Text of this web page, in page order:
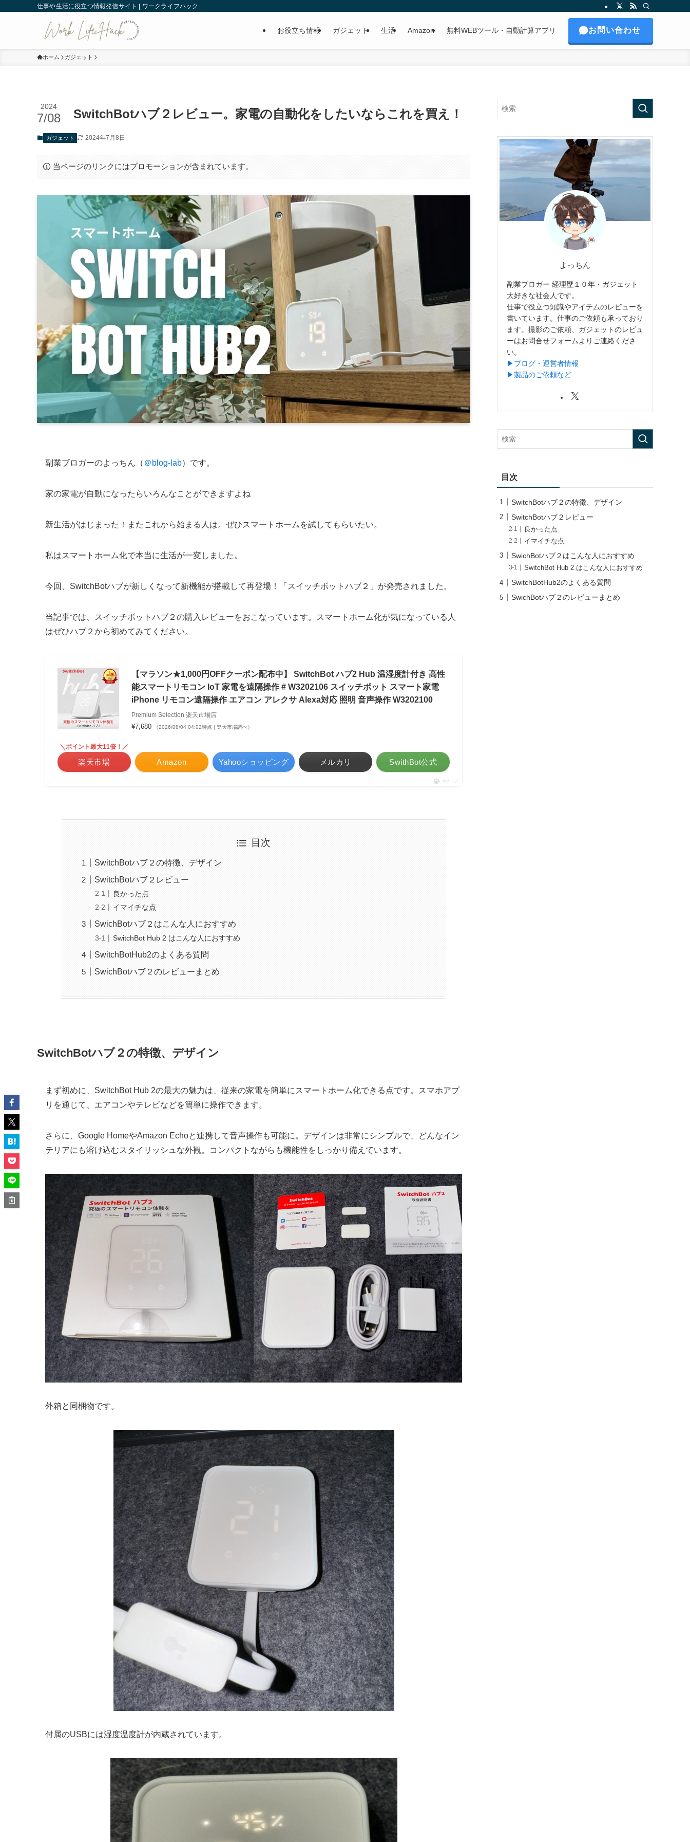
仕事や生活に役立つ情報発信サイト | ワークライフハック
お役立ち情報 ガジェット 生活 Amazon 無料WEBツール・自動計算アプリ お問い合わせ
ホーム ガジェット
SwitchBotハブ２レビュー。家電の自動化をしたいならこれを買え！
2024
7/08
ガジェット 2024年7月8日
当ページのリンクにはプロモーションが含まれています。
副業ブロガーのよっちん（ ＠blog-lab）です。
家の家電が自動になったらいろんなことができますよね
新生活がはじまった！またこれから始まる人は。ぜひスマートホームを試してもらいたい。
私はスマートホーム化で本当に生活が一変しました。
今回、SwitchBotハブが新しくなって新機能が搭載して再登場！「スイッチボットハブ２」が発売されました。
当記事では、スイッチボットハブ２の購入レビューをおこなっています。スマートホーム化が気になっている人
はぜひハブ２から初めてみてください。
【マラソン★1,000円OFFクーポン配布中】 SwitchBot ハブ2 Hub 温湿度計付き 高性
能スマートリモコン IoT 家電を遠隔操作 # W3202106 スイッチボット スマート家電
iPhone リモコン遠隔操作 エアコン アレクサ Alexa対応 照明 音声操作 W3202100
Premium Selection 楽天市場店
¥7,680 （2026/08/04 04:02時点 | 楽天市場調べ）
Amazon
＼ポイント最大11倍！／
楽天市場 Yahooショッピング メルカリ SwithBot公式
ポチップ
目次
SwitchBotハブ２の特徴、デザイン
SwitchBotハブ２レビュー
良かった点
イマイチな点
SwichBotハブ２はこんな人におすすめ
SwitchBot Hub 2 はこんな人におすすめ
SwitchBotHub2のよくある質問
SwichBotハブ２のレビューまとめ
SwitchBotハブ２の特徴、デザイン
まず初めに、SwitchBot Hub 2の最大の魅力は、従来の家電を簡単にスマートホーム化できる点です。スマホアプ
リを通じて、エアコンやテレビなどを簡単に操作できます。
さらに、Google HomeやAmazon Echoと連携して音声操作も可能に。デザインは非常にシンプルで、どんなイン
テリアにも溶け込むスタイリッシュな外観。コンパクトながらも機能性をしっかり備えています。
外箱と同梱物です。
付属のUSBには湿度温度計が内蔵されています。
よっちん
副業ブロガー 経理歴１０年・ガジェット
大好きな社会人です。
仕事で役立つ知識やアイテムのレビューを
書いています。仕事のご依頼も承っており
ます。撮影のご依頼、ガジェットのレビュ
ーはお問合せフォームよりご連絡くださ
い。
▶︎ブログ・運営者情報
▶︎製品のご依頼など
目次
SwitchBotハブ２の特徴、デザイン
SwitchBotハブ２レビュー
良かった点
イマイチな点
SwichBotハブ２はこんな人におすすめ
SwitchBot Hub 2 はこんな人におすすめ
SwitchBotHub2のよくある質問
SwichBotハブ２のレビューまとめ